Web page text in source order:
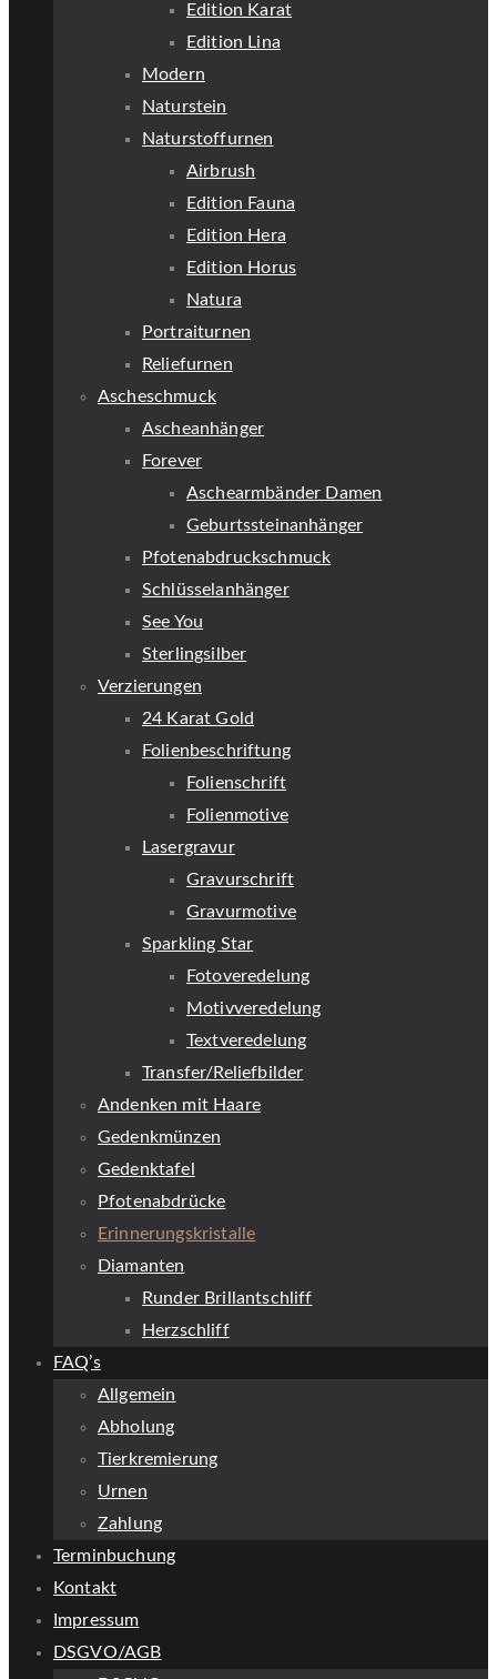
Edition Karat
Edition Lina
Modern
Naturstein
Naturstoffurnen
Airbrush
Edition Fauna
Edition Hera
Edition Horus
Natura
Portraiturnen
Reliefurnen
Ascheschmuck
Ascheanhänger
Forever
Aschearmbänder Damen
Geburtssteinanhänger
Pfotenabdruckschmuck
Schlüsselanhänger
See You
Sterlingsilber
Verzierungen
24 Karat Gold
Folienbeschriftung
Folienschrift
Folienmotive
Lasergravur
Gravurschrift
Gravurmotive
Sparkling Star
Fotoveredelung
Motivveredelung
Textveredelung
Transfer/Reliefbilder
Andenken mit Haare
Gedenkmünzen
Gedenktafel
Pfotenabdrücke
Erinnerungskristalle
Diamanten
Runder Brillantschliff
Herzschliff
FAQ’s
Allgemein
Abholung
Tierkremierung
Urnen
Zahlung
Terminbuchung
Kontakt
Impressum
DSGVO/AGB